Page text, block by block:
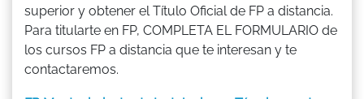
superior y obtener el Título Oficial de FP a distancia.
Para titularte en FP, COMPLETA EL FORMULARIO de
los cursos FP a distancia que te interesan y te
contactaremos.